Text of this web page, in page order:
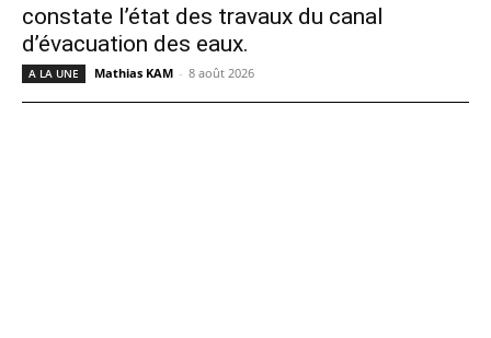
constate l’état des travaux du canal
d’évacuation des eaux.
A LA UNE Mathias KAM - 8 août 2026